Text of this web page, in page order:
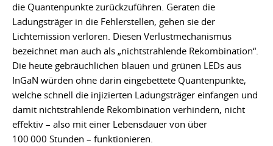
die Quantenpunkte zurückzuführen. Geraten die
Ladungsträger in die Fehlerstellen, gehen sie der
Lichtemission verloren. Diesen Verlustmechanismus
bezeichnet man auch als „nichtstrahlende Rekombination“.
Die heute gebräuchlichen blauen und grünen LEDs aus
InGaN würden ohne darin eingebettete Quantenpunkte,
welche schnell die injizierten Ladungsträger einfangen und
damit nichtstrahlende Rekombination verhindern, nicht
effektiv – also mit einer Lebensdauer von über
100 000 Stunden – funktionieren.